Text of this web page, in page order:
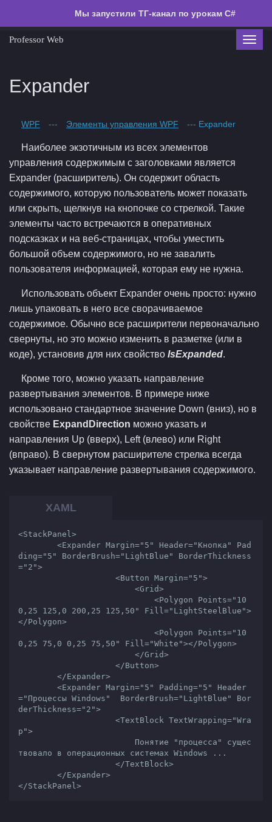
Мы запустили ТГ-канал по урокам C#
Professor Web
Expander
WPF --- Элементы управления WPF --- Expander
Наиболее экзотичным из всех элементов
управления содержимым с заголовками является
Expander (расширитель). Он содержит область
содержимого, которую пользователь может показать
или скрыть, щелкнув на кнопочке со стрелкой. Такие
элементы часто встречаются в оперативных
подсказках и на веб-страницах, чтобы уместить
большой объем содержимого, но не завалить
пользователя информацией, которая ему не нужна.
Использовать объект Expander очень просто: нужно
лишь упаковать в него все сворачиваемое
содержимое. Обычно все расширители первоначально
свернуты, но это можно изменить в разметке (или в
коде), установив для них свойство IsExpanded.
Кроме того, можно указать направление
развертывания элементов. В примере ниже
использовано стандартное значение Down (вниз), но в
свойстве ExpandDirection можно указать и
направления Up (вверх), Left (влево) или Right
(вправо). В свернутом расширителе стрелка всегда
указывает направление развертывания содержимого.
<StackPanel>
ding="5" BorderBrush="LightBlue" BorderThickness
="2">
0,25 125,0 200,25 125,50" Fill="LightSteelBlue">
</Polygon>
0,25 75,0 0,25 75,50" Fill="White"></Polygon>
="Процессы Windows"  BorderBrush="LightBlue" Bor
derThickness="2">
p">
твовало в операционных системах Windows ...
</StackPanel>